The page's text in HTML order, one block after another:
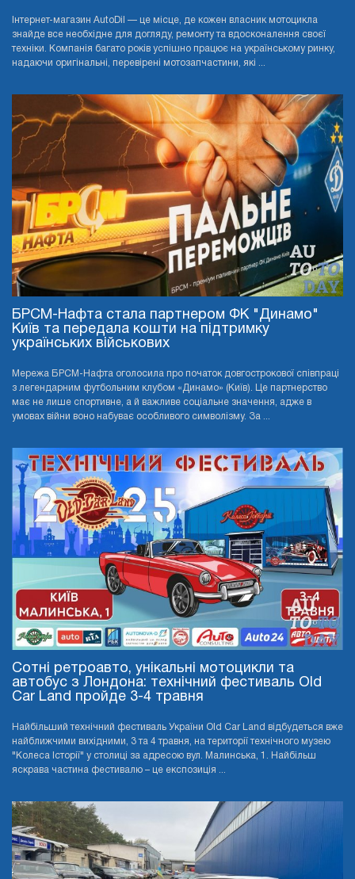
Інтернет-магазин AutoDil — це місце, де кожен власник мотоцикла
знайде все необхідне для догляду, ремонту та вдосконалення своєї
техніки. Компанія багато років успішно працює на українському ринку,
надаючи оригінальні, перевірені мотозапчастини, які ...
БРСМ-Нафта стала партнером ФК "Динамо"
Київ та передала кошти на підтримку
українських військових
Мережа БРСМ-Нафта оголосила про початок довгострокової співпраці
з легендарним футбольним клубом «Динамо» (Київ). Це партнерство
має не лише спортивне, а й важливе соціальне значення, адже в
умовах війни воно набуває особливого символізму. За ...
Сотні ретроавто, унікальні мотоцикли та
автобус з Лондона: технічний фестиваль Old
Car Land пройде 3-4 травня
Найбільший технічний фестиваль України Old Car Land відбудеться вже
найближчими вихідними, 3 та 4 травня, на території технічного музею
"Колеса Історії" у столиці за адресою вул. Малинська, 1. Найбільш
яскрава частина фестивалю – це експозиція ...